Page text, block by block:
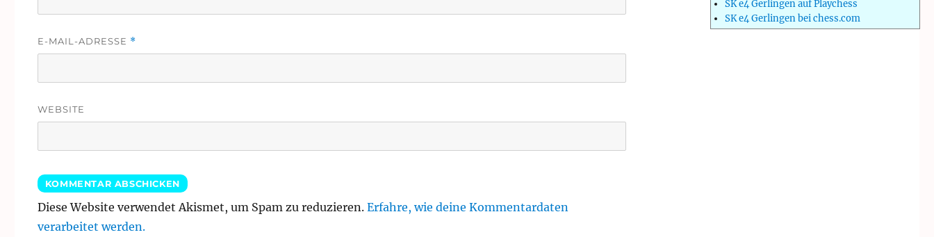
E-MAIL-ADRESSE *
WEBSITE
Diese Website verwendet Akismet, um Spam zu reduzieren. Erfahre, wie deine Kommentardaten
verarbeitet werden.
SK e4 Gerlingen auf Playchess
SK e4 Gerlingen bei chess.com